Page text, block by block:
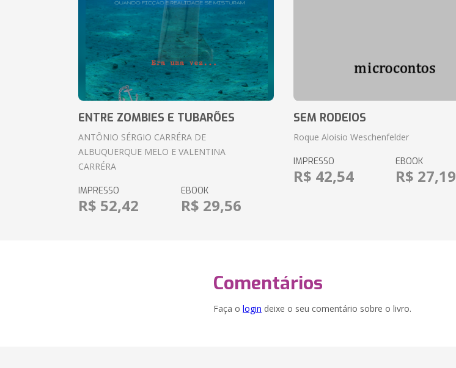
ENTRE ZOMBIES E TUBARÕES
ANTÔNIO SÉRGIO CARRÉRA DE
ALBUQUERQUE MELO E VALENTINA
CARRÉRA
IMPRESSO
R$ 52,42
EBOOK
R$ 29,56
SEM RODEIOS
Roque Aloisio Weschenfelder
IMPRESSO
R$ 42,54
EBOOK
R$ 27,19
Comentários
Faça o login deixe o seu comentário sobre o livro.